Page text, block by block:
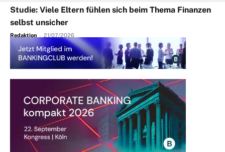
Studie: Viele Eltern fühlen sich beim Thema Finanzen
selbst unsicher
Redaktion - 21/07/2026